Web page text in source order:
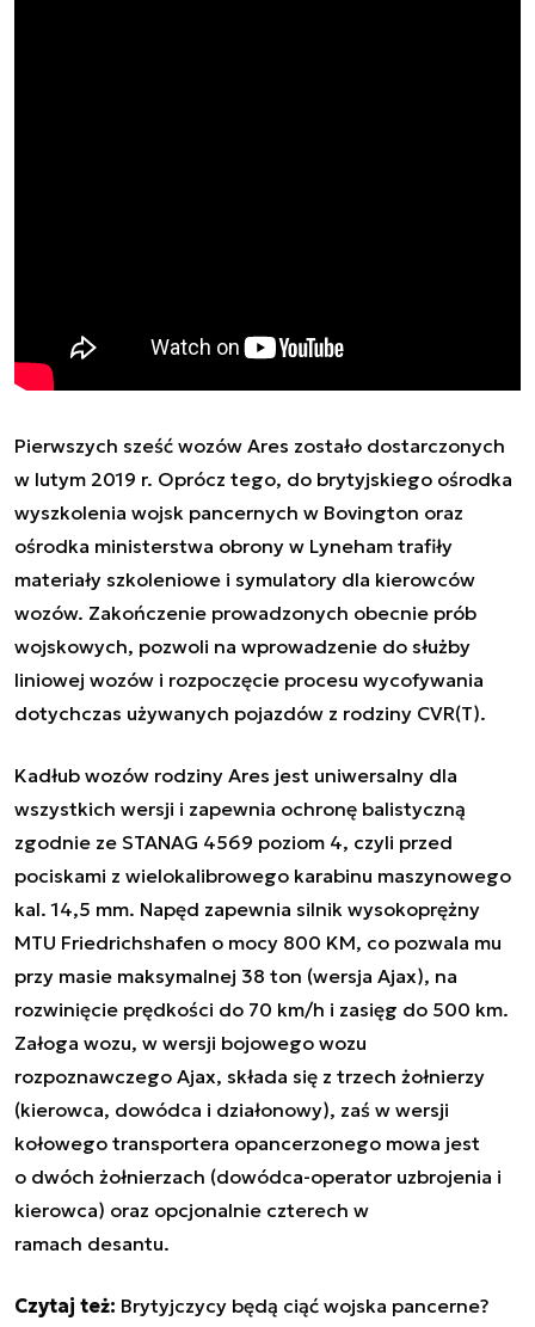
Pierwszych sześć wozów Ares zostało dostarczonych
w lutym 2019 r. Oprócz tego, do brytyjskiego ośrodka
wyszkolenia wojsk pancernych w Bovington oraz
ośrodka ministerstwa obrony w Lyneham trafiły
materiały szkoleniowe i symulatory dla kierowców
wozów. Zakończenie prowadzonych obecnie prób
wojskowych, pozwoli na wprowadzenie do służby
liniowej wozów i rozpoczęcie procesu wycofywania
dotychczas używanych pojazdów z rodziny CVR(T).
Kadłub wozów rodziny Ares jest uniwersalny dla
wszystkich wersji i zapewnia ochronę balistyczną
zgodnie ze STANAG 4569 poziom 4, czyli przed
pociskami z wielokalibrowego karabinu maszynowego
kal. 14,5 mm. Napęd zapewnia silnik wysokoprężny
MTU Friedrichshafen o mocy 800 KM, co pozwala mu
przy masie maksymalnej 38 ton (wersja Ajax), na
rozwinięcie prędkości do 70 km/h i zasięg do 500 km.
Załoga wozu, w wersji bojowego wozu
rozpoznawczego Ajax, składa się z trzech żołnierzy
(kierowca, dowódca i działonowy), zaś w wersji
kołowego transportera opancerzonego mowa jest
o dwóch żołnierzach (dowódca-operator uzbrojenia i
kierowca) oraz opcjonalnie czterech w
ramach desantu.
Czytaj też: Brytyjczycy będą ciąć wojska pancerne?